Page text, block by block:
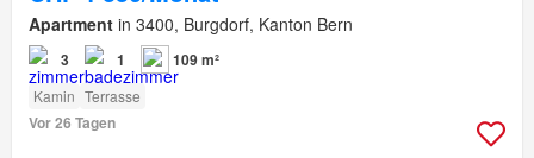
Apartment in 3400, Burgdorf, Kanton Bern
3 1 109 m²
Kamin Terrasse
Vor 26 Tagen